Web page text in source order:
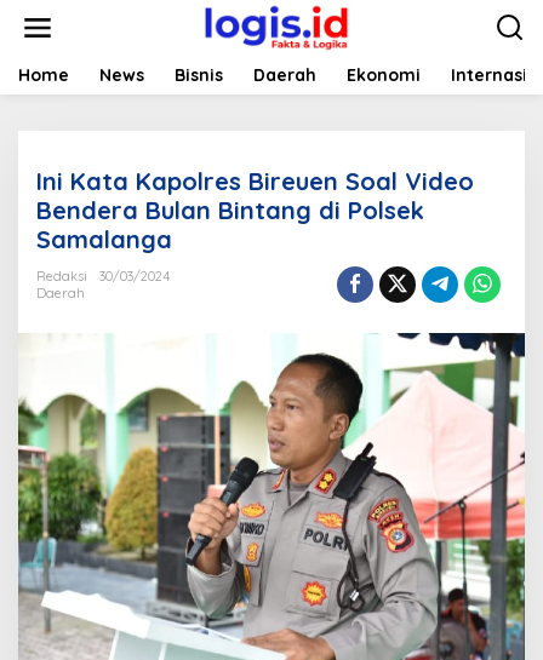
t
Home News Bisnis Daerah Ekonomi
Ini Kata Kapolres Bireuen Soal Video
Bendera Bulan Bintang di Polsek
Samalanga
Redaksi
30/03/2024
Daerah